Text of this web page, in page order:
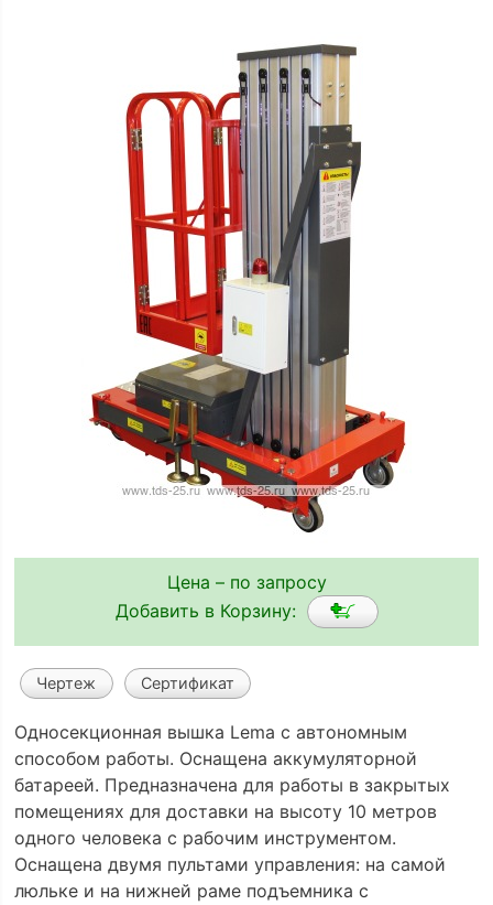
Цена – по запросу
Добавить в Корзину:
Чертеж Сертификат
Односекционная вышка Lema с автономным
способом работы. Оснащена аккумуляторной
батареей. Предназначена для работы в закрытых
помещениях для доставки на высоту 10 метров
одного человека с рабочим инструментом.
Оснащена двумя пультами управления: на самой
люльке и на нижней раме подъемника с